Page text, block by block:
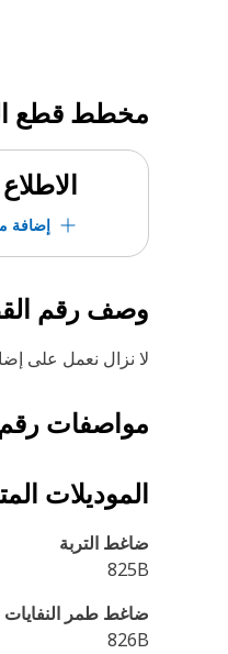
مخطط قطع
إضافة
وصف رقم
لا نزال نعمل على
مواصفات
الموديلات
ضاغط التربة
825B
ضاغط طمر النفايات
826B